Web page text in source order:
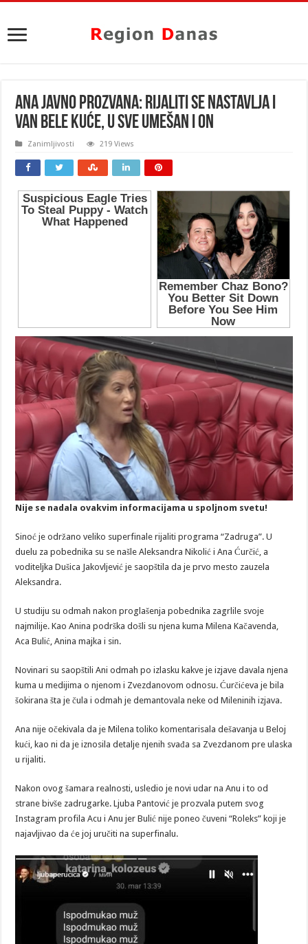
ANA JAVNO PROZVANA: Rijaliti se nastavlja i
van bele kuće, u sve UMEŠAN I ON
Zanimljivosti 219 Views
Nije se nadala ovakvim informacijama u spoljnom svetu!
Sinoć je održano veliko superfinale rijaliti programa “Zadruga”. U
duelu za pobednika su se našle Aleksandra Nikolić i Ana Ćurčić, a
voditeljka Dušica Jakovljević je saopštila da je prvo mesto zauzela
Aleksandra.
U studiju su odmah nakon proglašenja pobednika zagrlile svoje
najmilije. Kao Anina podrška došli su njena kuma Milena Kačavenda,
Aca Bulić, Anina majka i sin.
Novinari su saopštili Ani odmah po izlasku kakve je izjave davala njena
kuma u medijima o njenom i Zvezdanovom odnosu. Ćurčićeva je bila
šokirana šta je čula i odmah je demantovala neke od Mileninih izjava.
Ana nije očekivala da je Milena toliko komentarisala dešavanja u Beloj
kući, kao ni da je iznosila detalje njenih svađa sa Zvezdanom pre ulaska
u rijaliti.
Nakon ovog šamara realnosti, usledio je novi udar na Anu i to od
strane bivše zadrugarke. Ljuba Pantović je prozvala putem svog
Instagram profila Acu i Anu jer Bulić nije poneo čuveni “Roleks” koji je
najavljivao da će joj uručiti na superfinalu.